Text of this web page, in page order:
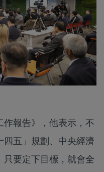
作報告》，他表示，不
四五」規劃、中央經濟
要定下目標，就會全